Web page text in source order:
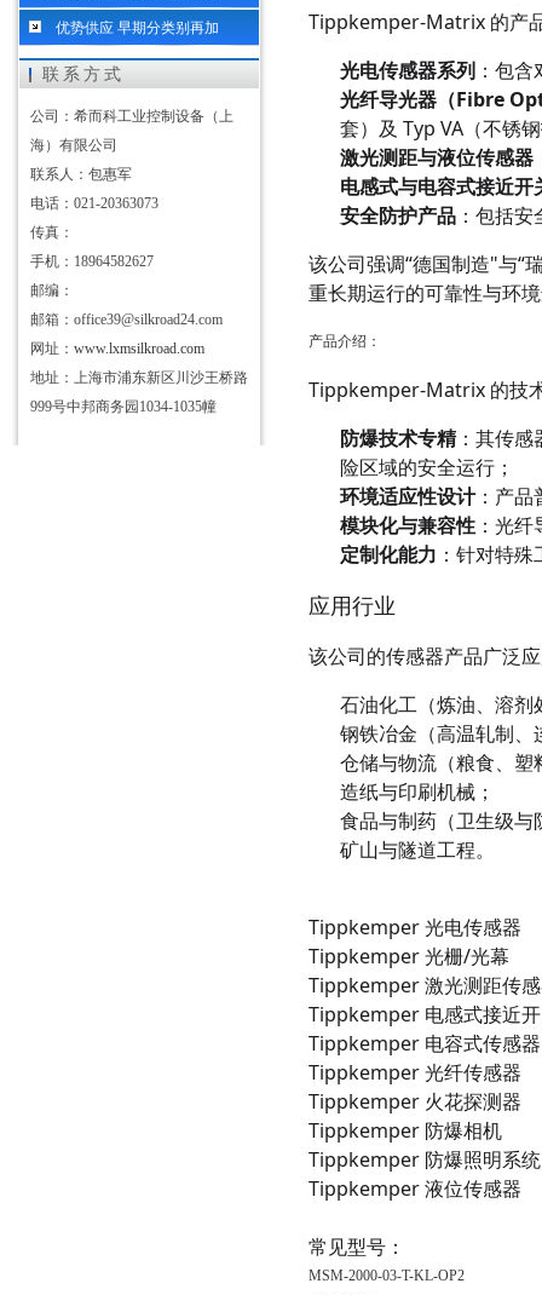
优势供应 早期分类别再加
联系方式
公司：希而科工业控制设备（上
海）有限公司
联系人：包惠军
电话：021-20363073
传真：
手机：18964582627
邮编：
邮箱：office39@silkroad24.com
网址： www.lxmsilkroad.com
地址：上海市浦东新区川沙王桥路
999号中邦商务园1034-1035幢
Tippkemper-Matrix 的产
光电传感器系列 ：包
光纤导光器（Fibre
套）及 Typ VA（不锈
激光测距与液位传感器
电感式与电容式接近开
安全防护产品 ：包括
该公司强调“德国制造"与“
重长期运行的可靠性与环
产品介绍：
Tippkemper-Matrix 的技
防爆技术专精：其传感
险区域的安全运行；
环境适应性设计：产品
模块化与兼容性 ：光
定制化能力 ：针对特
应用行业
该公司的传感器产品广泛
石油化工（炼油、溶
钢铁冶金（高温轧制、
仓储与物流（粮食、塑
造纸与印刷机械；
食品与制药（卫生级
矿山与隧道工程。
Tippkemper光电传感器
Tippkemper光栅/光幕
Tippkemper激光测距传
Tippkemper 电感式接近
Tippkemper 电容式传感器
Tippkemper光纤传感器
Tippkemper 火花探测器
Tippkemper 防爆相机
Tippkemper 防爆照明系统
Tippkemper液位传感器
常见型号：
MSM-2000-03-T-KL-OP2